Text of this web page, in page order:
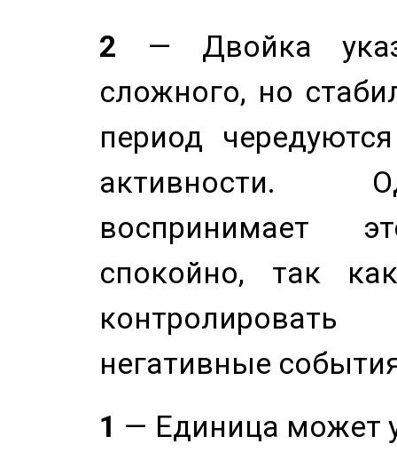
2 — Двойка
сложного, но
период
активности.
воспринимает
спокойно, так
негативные
1 — Единица может